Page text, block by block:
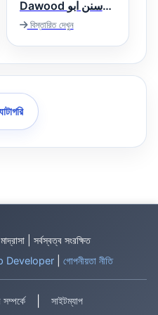
Dawood سنن ابو
داؤد
বিস্তারিত দেখুন
| সর্বস্বত্ব সংরক্ষিত
Developer গোপনীয়তা নীতি
সাইটম্যাপ